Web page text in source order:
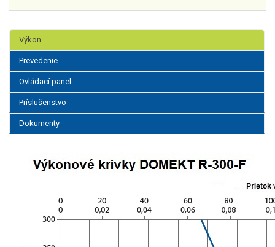
Výkon
Prevedenie
Ovládací panel
Príslušenstvo
Dokumenty